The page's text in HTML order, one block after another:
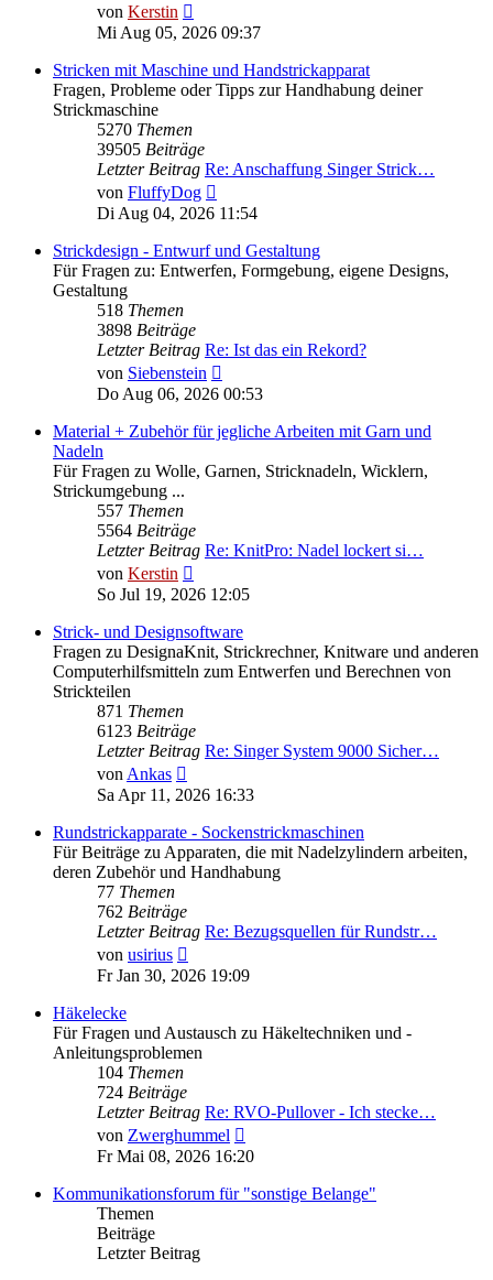
von Kerstin
Beitrag
Mi Aug 05, 2026 09:37
Stricken mit Maschine und Handstrickapparat
Fragen, Probleme oder Tipps zur Handhabung deiner
Strickmaschine
5270 Themen
39505 Beiträge
Letzter Beitrag Re: Anschaffung Singer Strick…
von FluffyDog
Beitrag
Di Aug 04, 2026 11:54
Strickdesign - Entwurf und Gestaltung
Für Fragen zu: Entwerfen, Formgebung, eigene Designs,
Gestaltung
518 Themen
3898 Beiträge
Letzter Beitrag Re: Ist das ein Rekord?
von Siebenstein
Beitrag
Do Aug 06, 2026 00:53
Material + Zubehör für jegliche Arbeiten mit Garn und
Nadeln
Für Fragen zu Wolle, Garnen, Stricknadeln, Wicklern,
Strickumgebung ...
557 Themen
5564 Beiträge
Letzter Beitrag Re: KnitPro: Nadel lockert si…
von Kerstin
Beitrag
So Jul 19, 2026 12:05
Strick- und Designsoftware
Fragen zu DesignaKnit, Strickrechner, Knitware und anderen
Computerhilfsmitteln zum Entwerfen und Berechnen von
Strickteilen
871 Themen
6123 Beiträge
Letzter Beitrag Re: Singer System 9000 Sicher…
vonAnkas
Beitrag
Sa Apr 11, 2026 16:33
Rundstrickapparate - Sockenstrickmaschinen
Für Beiträge zu Apparaten, die mit Nadelzylindern arbeiten,
deren Zubehör und Handhabung
77 Themen
762 Beiträge
Letzter Beitrag Re: Bezugsquellen für Rundstr…
von usirius
Beitrag
Fr Jan 30, 2026 19:09
Häkelecke
Für Fragen und Austausch zu Häkeltechniken und -
Anleitungsproblemen
104 Themen
724 Beiträge
Letzter Beitrag Re: RVO-Pullover - Ich stecke…
von Zwerghummel
Beitrag
Fr Mai 08, 2026 16:20
Kommunikationsforum für "sonstige Belange"
Themen
Beiträge
Letzter Beitrag